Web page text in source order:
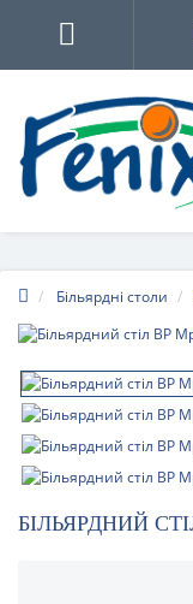
Більярдні столи
БІЛЬЯРДНИЙ